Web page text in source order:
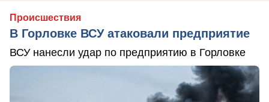
Происшествия
В Горловке ВСУ атаковали предприятие
ВСУ нанесли удар по предприятию в Горловке